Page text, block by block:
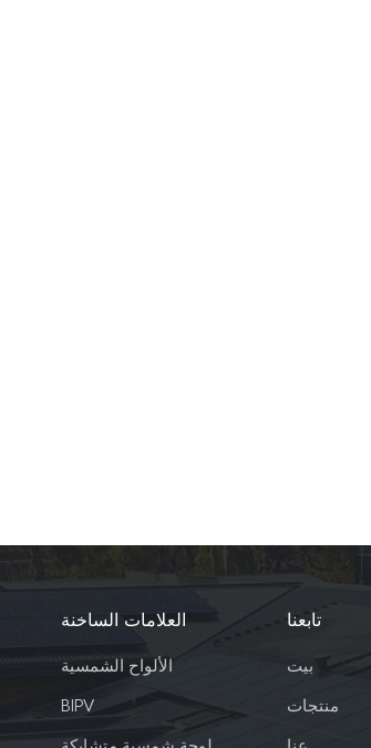
العلامات الساخنة
الألواح الشمسية
BIPV
تابعنا
بيت
منتجات